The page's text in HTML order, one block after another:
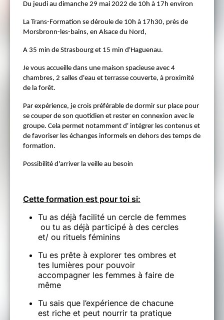
Du jeudi au dimanche 29 mai 2022 de 10h à 17h environ
La Trans-Formation se déroule de 10h à 17h30, près de
Morsbronn-les-bains, en Alsace du Nord,
A 35 min de Strasbourg et 15 min d'Haguenau.
Je vous accueille dans une maison spacieuse avec 4
chambres, 2 salles d'eau et terrasse couverte, à proximité
de la forêt.
Par expérience, je crois préférable de dormir sur place pour
se couper de son quotidien et rester en connexion avec le
groupe. Cela permet notamment d' intégrer les contenus et
de favoriser les échanges informels en dehors des temps de
formation.
Possibilité d'arriver la veille au besoin
Cette formation est pour toi si:
Tu as déjà facilité un cercle de femmes
ou tu as déjà participé à des cercles
et/ ou rituels féminins
Tu es prête à explorer tes ombres et
tes lumières pour pouvoir
accompagner les femmes à faire de
même
Tu sais que l’expérience de chacune
est riche et peut nourrir ta pratique